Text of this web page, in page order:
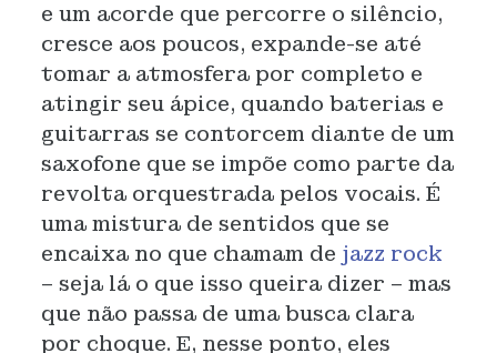
e um acorde que percorre o silêncio,
cresce aos poucos, expande-se até
tomar a atmosfera por completo e
atingir seu ápice, quando baterias e
guitarras se contorcem diante de um
saxofone que se impõe como parte da
revolta orquestrada pelos vocais. É
uma mistura de sentidos que se
encaixa no que chamam de jazz rock
– seja lá o que isso queira dizer – mas
que não passa de uma busca clara
por choque. E, nesse ponto, eles